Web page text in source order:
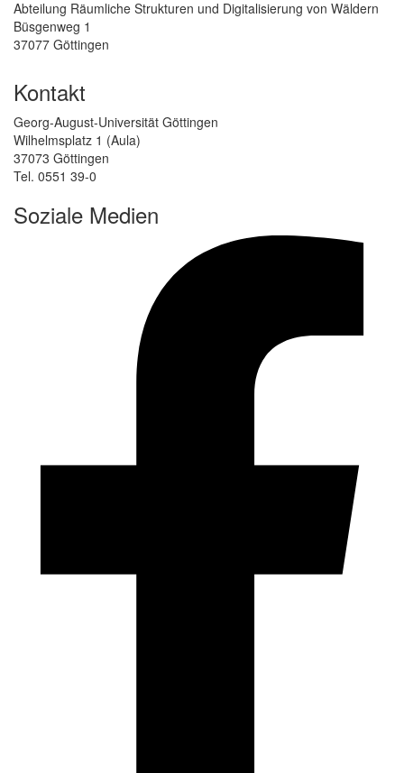
Abteilung Räumliche Strukturen und Digitalisierung von Wäldern
Büsgenweg 1
37077 Göttingen
Kontakt
Georg-August-Universität Göttingen
Wilhelmsplatz 1 (Aula)
37073 Göttingen
Tel. 0551 39-0
Soziale Medien